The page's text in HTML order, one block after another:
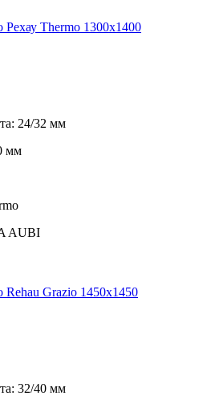
Рехау Thermo 1300x1400
24/32 мм
мм
AUBI
Rehau Grazio 1450x1450
32/40 мм